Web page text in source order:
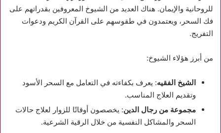
للروحانية والإيمان. هناك العديد من الشيوخ المعروفين بقدراتهم على
فك السحر، ويعتمدون في طقوسهم على القرآن الكريم ودعوات
التفريج.
من أبرز هؤلاء الشيوخ:
الشيخ الفقيه: يعرف بكفاءته في التعامل مع السحر الأسود
وتقديم العلاج المناسب.
مجموعة من رجال الدين: يخصصون أوقاتًا للزوار لعلاج حالات
السحر والمشاكل النفسية من خلال الرقية الشرعية.